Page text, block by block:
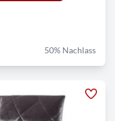
50% Nachlass